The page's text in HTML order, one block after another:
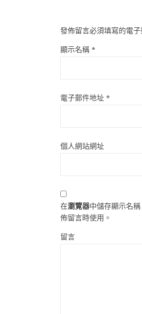
發佈留言必須填寫的電
顯示名稱 *
電子郵件地址 *
個人網站網址
在瀏覽器中儲存顯示名
佈留言時使用。
留言